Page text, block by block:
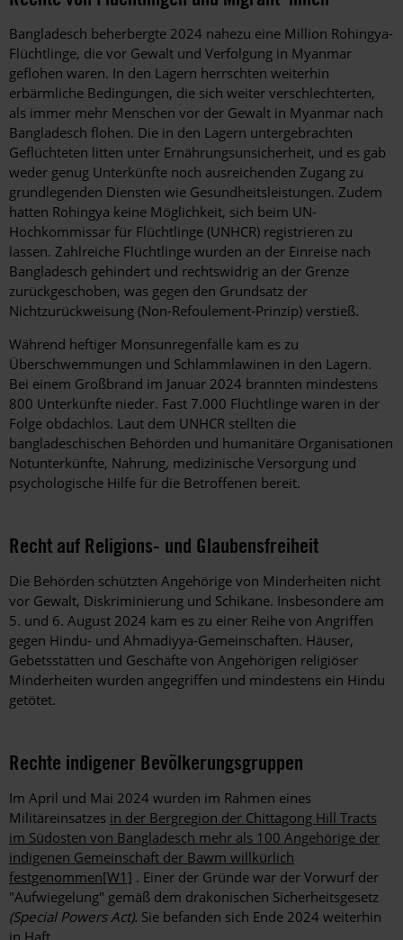
Bangladesch beherbergte 2024 nahezu eine Million Rohingya-
Flüchtlinge, die vor Gewalt und Verfolgung in Myanmar
geflohen waren. In den Lagern herrschten weiterhin
erbärmliche Bedingungen, die sich weiter verschlechterten,
als immer mehr Menschen vor der Gewalt in Myanmar nach
Bangladesch flohen. Die in den Lagern untergebrachten
Geflüchteten litten unter Ernährungsunsicherheit, und es gab
weder genug Unterkünfte noch ausreichenden Zugang zu
grundlegenden Diensten wie Gesundheitsleistungen. Zudem
hatten Rohingya keine Möglichkeit, sich beim UN-
Hochkommissar für Flüchtlinge (UNHCR) registrieren zu
lassen. Zahlreiche Flüchtlinge wurden an der Einreise nach
Bangladesch gehindert und rechtswidrig an der Grenze
zurückgeschoben, was gegen den Grundsatz der
Nichtzurückweisung (Non-Refoulement-Prinzip) verstieß.
Während heftiger Monsunregenfälle kam es zu
Überschwemmungen und Schlammlawinen in den Lagern.
Bei einem Großbrand im Januar 2024 brannten mindestens
800 Unterkünfte nieder. Fast 7.000 Flüchtlinge waren in der
Folge obdachlos. Laut dem UNHCR stellten die
bangladeschischen Behörden und humanitäre Organisationen
Notunterkünfte, Nahrung, medizinische Versorgung und
psychologische Hilfe für die Betroffenen bereit.
Recht auf Religions- und Glaubensfreiheit
Die Behörden schützten Angehörige von Minderheiten nicht
vor Gewalt, Diskriminierung und Schikane. Insbesondere am
5. und 6. August 2024 kam es zu einer Reihe von Angriffen
gegen Hindu- und Ahmadiyya-Gemeinschaften. Häuser,
Gebetsstätten und Geschäfte von Angehörigen religiöser
Minderheiten wurden angegriffen und mindestens ein Hindu
getötet.
Rechte indigener Bevölkerungsgruppen
Im April und Mai 2024 wurden im Rahmen eines
Militäreinsatzes in der Bergregion der Chittagong Hill Tracts
im Südosten von Bangladesch mehr als 100 Angehörige der
indigenen Gemeinschaft der Bawm willkürlich
festgenommen[W1] . Einer der Gründe war der Vorwurf der
"Aufwiegelung" gemäß dem drakonischen Sicherheitsgesetz
(Special Powers Act). Sie befanden sich Ende 2024 weiterhin
in Haft.